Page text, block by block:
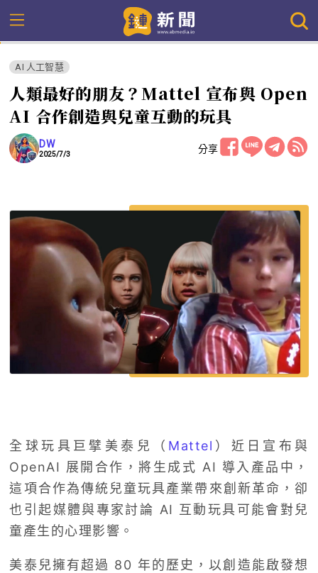
AI 人工智慧
人類最好的朋友？Mattel 宣布與 Open
AI 合作創造與兒童互動的玩具
DW
2025/7/3 分享
全球玩具巨擘美泰兒（ Mattel ）近日宣布與
OpenAI 展開合作，將生成式 AI 導入產品中，
這項合作為傳統兒童玩具產業帶來創新革命，卻
也引起媒體與專家討論 AI 互動玩具可能會對兒
童產生的心理影響。
美泰兒擁有超過 80 年的歷史，以創造能啟發想